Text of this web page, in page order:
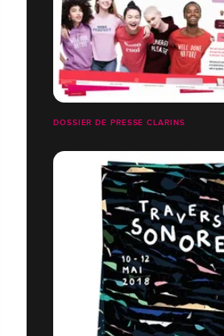
DOSSIER DE PRESSE CLARINS